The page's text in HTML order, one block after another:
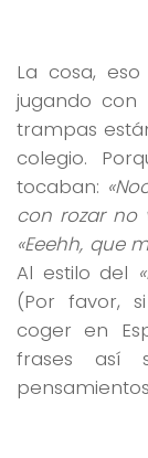
La cosa,
jugando con
trampas
colegio.
tocaban:
con rozar no
«Eeehh, que
Al estilo del
(Por favor,
coger en
frases así